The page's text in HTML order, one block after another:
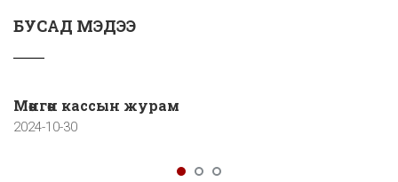
БУСАД МЭДЭЭ
Мөнгөн кассын журам
2024-10-30